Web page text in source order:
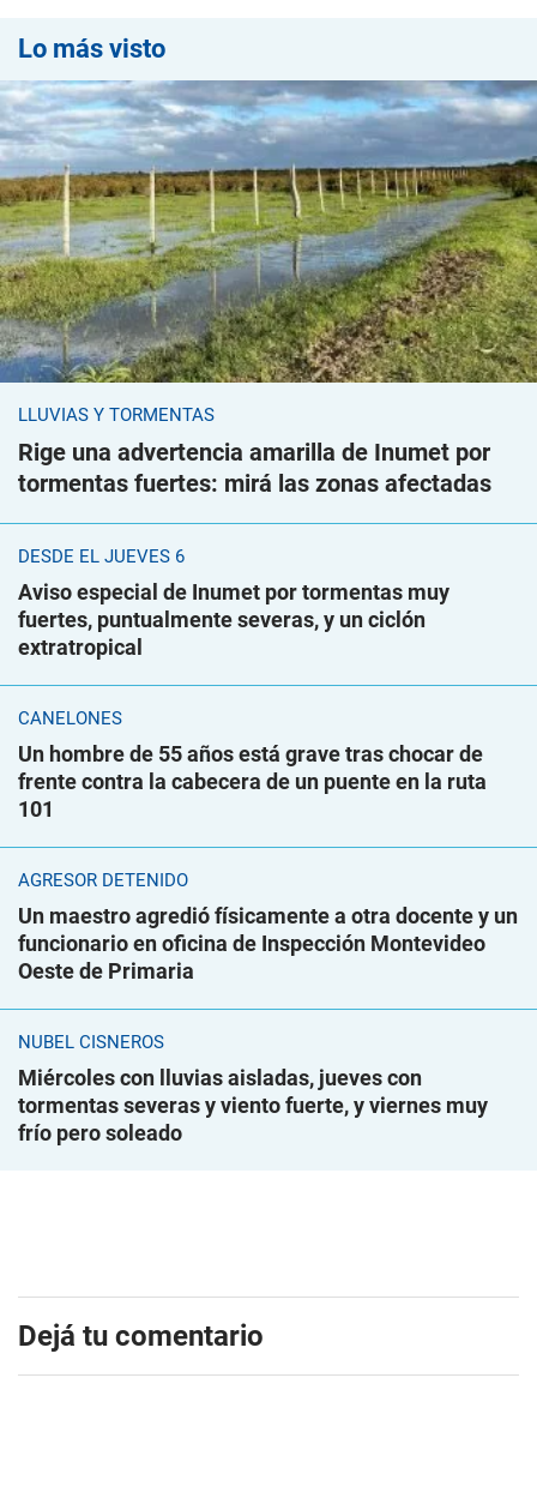
Lo más visto
LLUVIAS Y TORMENTAS
Rige una advertencia amarilla de Inumet por
tormentas fuertes: mirá las zonas afectadas
DESDE EL JUEVES 6
Aviso especial de Inumet por tormentas muy
fuertes, puntualmente severas, y un ciclón
extratropical
CANELONES
Un hombre de 55 años está grave tras chocar de
frente contra la cabecera de un puente en la ruta
101
AGRESOR DETENIDO
Un maestro agredió físicamente a otra docente y un
funcionario en oficina de Inspección Montevideo
Oeste de Primaria
NUBEL CISNEROS
Miércoles con lluvias aisladas, jueves con
tormentas severas y viento fuerte, y viernes muy
frío pero soleado
Dejá tu comentario